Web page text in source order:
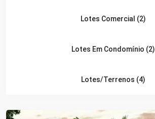
Lotes Comercial (2)
Lotes Em Condomínio (2)
Lotes/Terrenos (4)